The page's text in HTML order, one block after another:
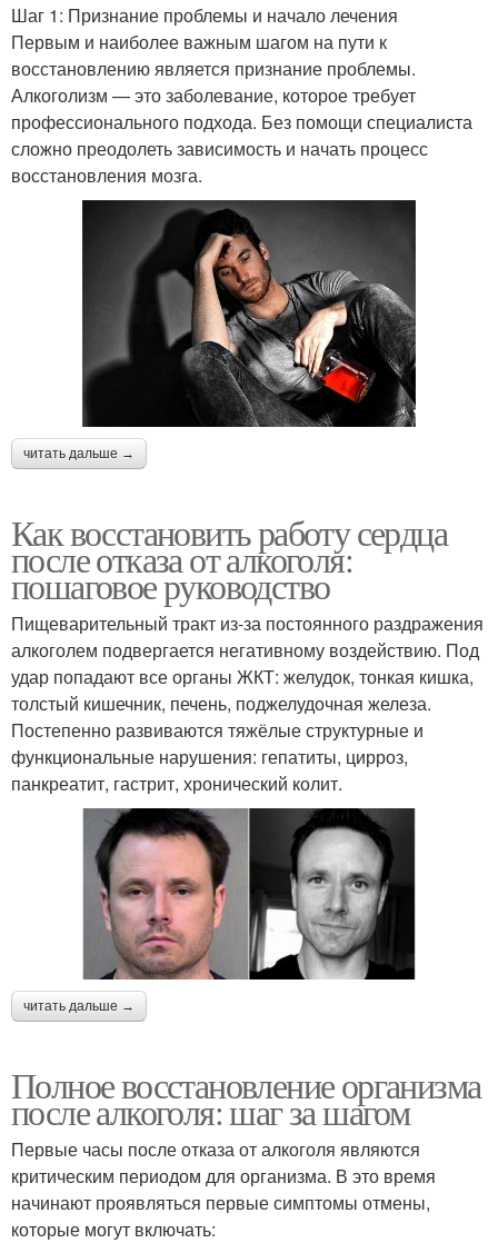
Шаг 1: Признание проблемы и начало лечения
Первым и наиболее важным шагом на пути к
восстановлению является признание проблемы.
Алкоголизм — это заболевание, которое требует
профессионального подхода. Без помощи специалиста
сложно преодолеть зависимость и начать процесс
восстановления мозга.
читать дальше →
Как восстановить работу сердца
после отказа от алкоголя:
пошаговое руководство
Пищеварительный тракт из-за постоянного раздражения
алкоголем подвергается негативному воздействию. Под
удар попадают все органы ЖКТ: желудок, тонкая кишка,
толстый кишечник, печень, поджелудочная железа.
Постепенно развиваются тяжёлые структурные и
функциональные нарушения: гепатиты, цирроз,
панкреатит, гастрит, хронический колит.
читать дальше →
Полное восстановление организма
после алкоголя: шаг за шагом
Первые часы после отказа от алкоголя являются
критическим периодом для организма. В это время
начинают проявляться первые симптомы отмены,
которые могут включать: